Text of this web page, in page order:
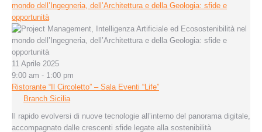
mondo dell’Ingegneria, dell’Architettura e della Geologia: sfide e
opportunità
11 Aprile 2025
9:00 am - 1:00 pm
Ristorante “Il Circoletto” – Sala Eventi “Life”
Branch Sicilia
Il rapido evolversi di nuove tecnologie all’interno del panorama digitale,
accompagnato dalle crescenti sfide legate alla sostenibilità